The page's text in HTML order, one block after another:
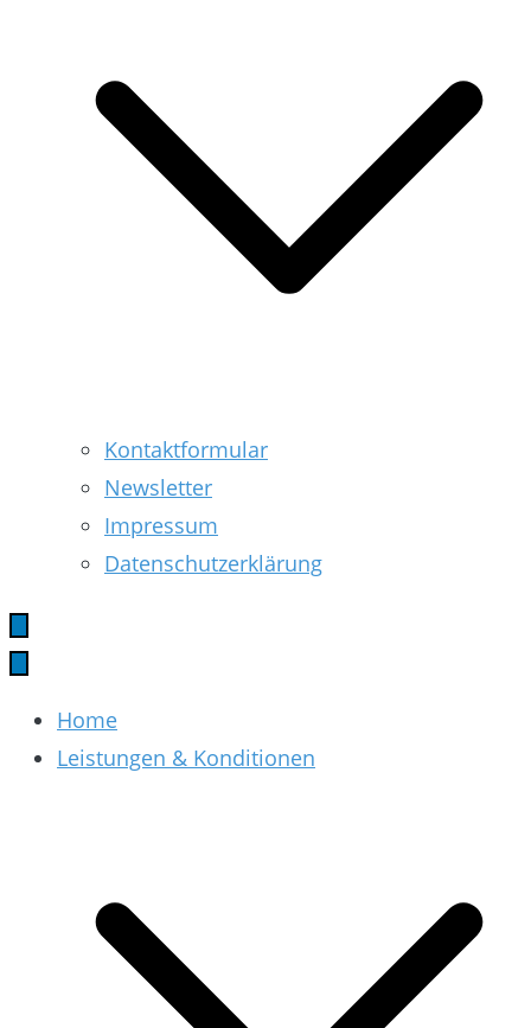
Kontaktformular
Newsletter
Impressum
Datenschutzerklärung
Home
Leistungen & Konditionen